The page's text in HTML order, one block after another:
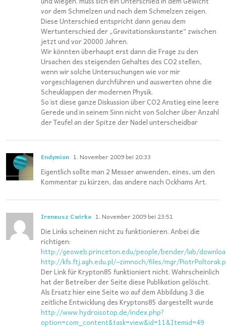
vor dem Schmelzen und nach dem Schmelzen zeigen.
Diese Unterschied entspricht dann genau dem
Wertunterschied der „Gravitationskonstante“ zwischen
jetzt und vor 20000 Jahren.
Wir könnten überhaupt erst dann die Frage zu den
Ursachen des steigenden Gehaltes des CO2 stellen,
wenn wir solche Untersuchungen wie vor mir
vorgeschlagenen durchführen und auswerten ohne die
Scheuklappen der modernen Physik.
So ist diese ganze Diskussion über CO2 Anstieg eine leere
Gerede und in seinem Sinn nicht von Solcher über Anzahl
der Teufel an der Spitze der Nadel unterscheidbar
Endymion 1. November 2009 bei 20:33
Eigentlich sollte man 2 Messer anwenden, eines, um den
Kommentar zu kürzen, das andere nach Ockhams Art.
Ireneusz Cwirko 1. November 2009 bei 23:51
Die Links scheinen nicht zu funktionieren. Anbei die
richtigen:
http://geoweb.princeton.edu/people/bender/lab/
http://kfs.ftj.agh.edu.pl/~zimnoch/files/mgr/
Der Link für Krypton85 funktioniert nicht. Wahrscheinlich
hat der Betreiber der Seite diese Publikation gelöscht.
Als Ersatz hier eine Seite wo auf dem Abbildung 3 die
zeitliche Entwicklung des Kryptons85 dargestellt wurde
http://www.hydroisotop.de/index.php?
option=com_content&task=view&id=11&Itemid=49